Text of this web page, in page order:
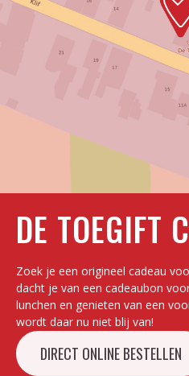
DE TOEGIFT
Zoek je een origineel cadeau
dacht je van een cadeaubon
lunchen en genieten van een
wordt daar nu niet blij van!
DIRECT ONLINE BESTELLEN